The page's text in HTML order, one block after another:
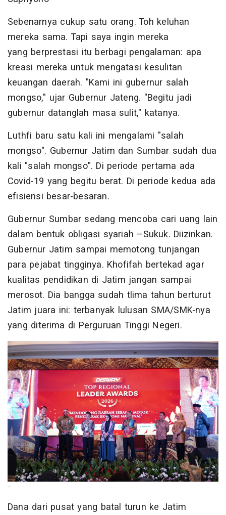
Sebenarnya cukup satu orang. Toh keluhan
mereka sama. Tapi saya ingin mereka
yang berprestasi itu berbagi pengalaman: apa
kreasi mereka untuk mengatasi kesulitan
keuangan daerah. "Kami ini gubernur salah
mongso," ujar Gubernur Jateng. "Begitu jadi
gubernur datanglah masa sulit," katanya.
Luthfi baru satu kali ini mengalami "salah
mongso". Gubernur Jatim dan Sumbar sudah dua
kali "salah mongso". Di periode pertama ada
Covid-19 yang begitu berat. Di periode kedua ada
efisiensi besar-besaran.
Gubernur Sumbar sedang mencoba cari uang lain
dalam bentuk obligasi syariah –Sukuk. Diizinkan.
Gubernur Jatim sampai memotong tunjangan
para pejabat tingginya. Khofifah bertekad agar
kualitas pendidikan di Jatim jangan sampai
merosot. Dia bangga sudah tlima tahun berturut
Jatim juara ini: terbanyak lulusan SMA/SMK-nya
yang diterima di Perguruan Tinggi Negeri.
--
Dana dari pusat yang batal turun ke Jatim